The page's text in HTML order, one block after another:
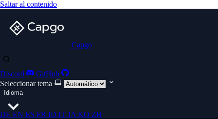
Saltar al contenido
Capgo
Discord
GitHub
Seleccionar tema
Idioma
DE EN ES FR ID IT JA KO ZH